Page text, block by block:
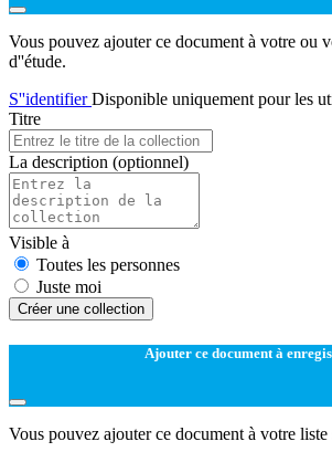
Vous pouvez ajouter ce document à votre ou
d''étude.
S''identifierDisponible uniquement pour les
Titre
La description (optionnel)
Visible à
Toutes les personnes
Juste moi
Créer une collection
Ajouter ce document à
Vous pouvez ajouter ce document à votre liste